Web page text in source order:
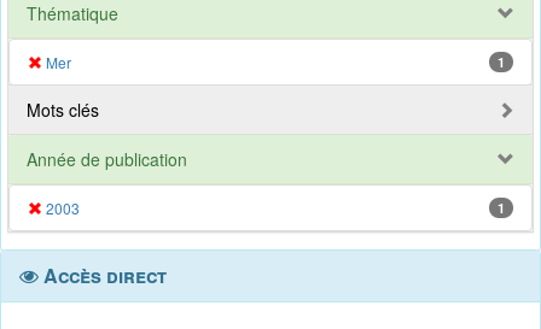
Thématique
Mer 1
Mots clés
Année de publication
2003 1
Accès direct